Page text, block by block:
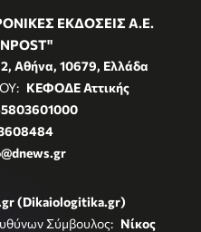
ΕΚΔΟΣΕΙΣ Α.Ε.
2, Αθήνα, 10679, Ελλάδα
ΚΕΦΟΔΕ Αττικής
(Dikaiologitika.gr)
Σύμβουλος: Νίκος